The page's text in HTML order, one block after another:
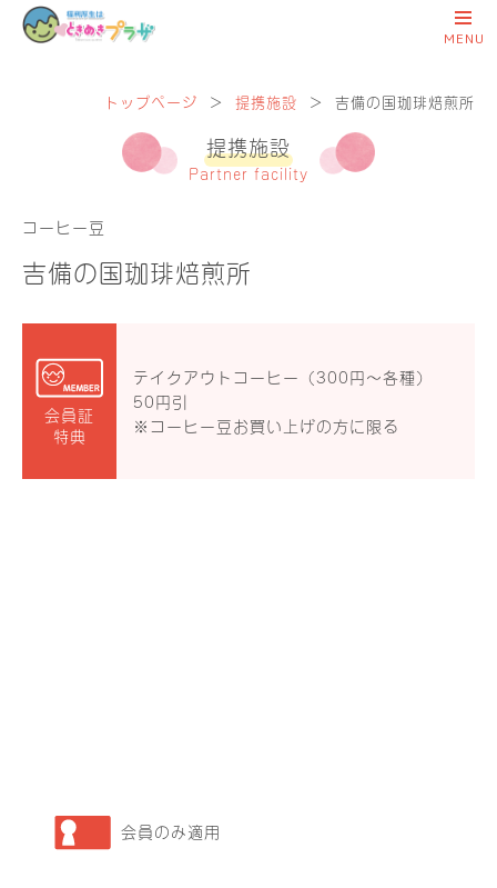
トップページ ＞ 提携施設 ＞ 吉備の国珈琲焙煎所
提携施設
Partner facility
会員のみ適用
コーヒー豆
吉備の国珈琲焙煎所
会員証
特典
テイクアウトコーヒー（300円〜各種）
50円引
※コーヒー豆お買い上げの方に限る